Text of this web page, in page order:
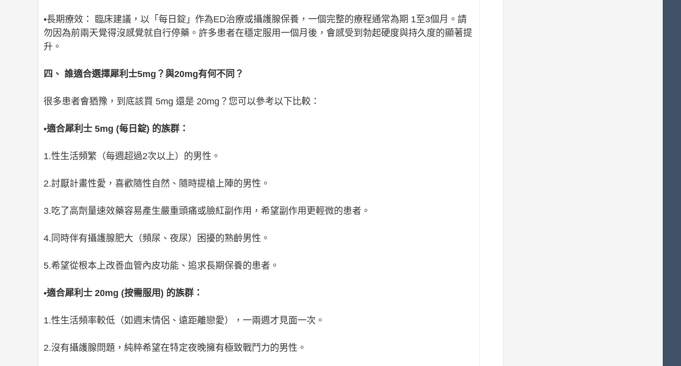
•長期療效： 臨床建議，以「每日錠」作為ED治療或攝護腺保養，一個完整的療程通常為期 1至3個月。請
勿因為前兩天覺得沒感覺就自行停藥。許多患者在穩定服用一個月後，會感受到勃起硬度與持久度的顯著提
升。
四、 誰適合選擇犀利士5mg？與20mg有何不同？
很多患者會猶豫，到底該買 5mg 還是 20mg？您可以參考以下比較：
•適合犀利士 5mg (每日錠) 的族群：
1.性生活頻繁（每週超過2次以上）的男性。
2.討厭計畫性愛，喜歡隨性自然、隨時提槍上陣的男性。
3.吃了高劑量速效藥容易產生嚴重頭痛或臉紅副作用，希望副作用更輕微的患者。
4.同時伴有攝護腺肥大（頻尿、夜尿）困擾的熟齡男性。
5.希望從根本上改善血管內皮功能、追求長期保養的患者。
•適合犀利士 20mg (按需服用) 的族群：
1.性生活頻率較低（如週末情侶、遠距離戀愛），一兩週才見面一次。
2.沒有攝護腺問題，純粹希望在特定夜晚擁有極致戰鬥力的男性。